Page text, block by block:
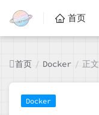
首页
首页 / Docker / 正文
Docker